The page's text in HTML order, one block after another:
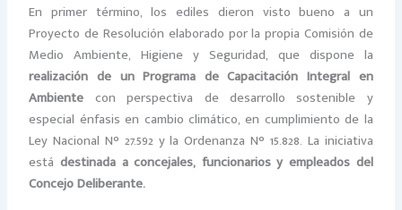
En primer término, los ediles dieron visto bueno a un
Proyecto de Resolución elaborado por la propia Comisión de
Medio Ambiente, Higiene y Seguridad, que dispone la
realización de un Programa de Capacitación Integral en
Ambiente con perspectiva de desarrollo sostenible y
especial énfasis en cambio climático, en cumplimiento de la
Ley Nacional N° 27.592 y la Ordenanza N° 15.828. La iniciativa
estádestinada a concejales, funcionarios y empleados del
Concejo Deliberante.